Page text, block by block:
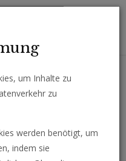
und Nachrichten
um Inhalte zu
zu
werden benötigt, um
indem sie